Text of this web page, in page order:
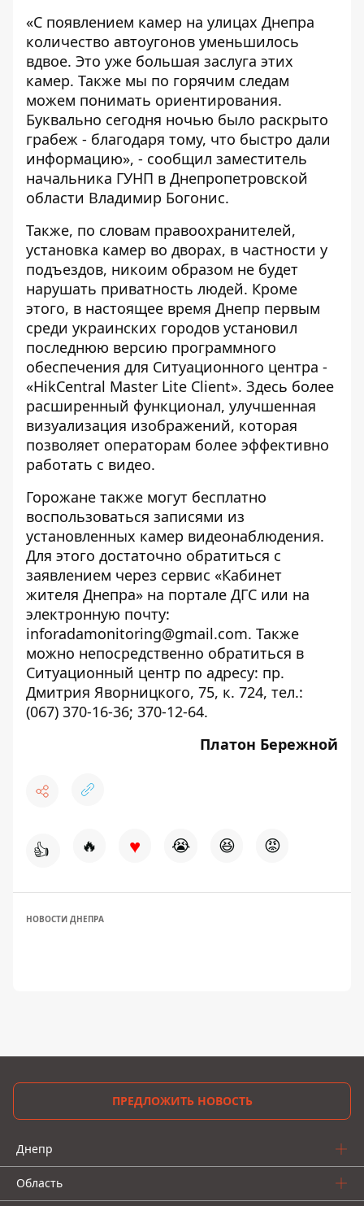
«С появлением камер на улицах Днепра
количество автоугонов уменьшилось
вдвое. Это уже большая заслуга этих
камер. Также мы по горячим следам
можем понимать ориентирования.
Буквально сегодня ночью было раскрыто
грабеж - благодаря тому, что быстро дали
информацию», - сообщил заместитель
начальника ГУНП в Днепропетровской
области Владимир Богонис.
Также, по словам правоохранителей,
установка камер во дворах, в частности у
подъездов, никоим образом не будет
нарушать приватность людей. Кроме
этого, в настоящее время Днепр первым
среди украинских городов установил
последнюю версию программного
обеспечения для Ситуационного центра -
«HikCentral Master Lite Client». Здесь более
расширенный функционал, улучшенная
визуализация изображений, которая
позволяет операторам более эффективно
работать с видео.
Горожане также могут бесплатно
воспользоваться записями из
установленных камер видеонаблюдения.
Для этого достаточно обратиться с
заявлением через сервис «Кабинет
жителя Днепра» на портале ДГС или на
электронную почту:
inforadamonitoring@gmail.com. Также
можно непосредственно обратиться в
Ситуационный центр по адресу: пр.
Дмитрия Яворницкого, 75, к. 724, тел.:
(067) 370-16-36; 370-12-64.
Платон Бережной
👍 🔥 ♥ 😭 😆 😡
НОВОСТИ ДНЕПРА
ПРЕДЛОЖИТЬ НОВОСТЬ
Днепр
Область